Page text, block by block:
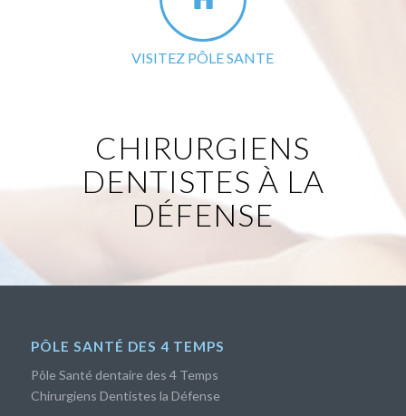
VISITEZ PÔLE SANTE
CHIRURGIENS
DENTISTES À LA
DÉFENSE
PÔLE SANTÉ DES 4 TEMPS
Pôle Santé dentaire des 4 Temps
Chirurgiens Dentistes la Défense